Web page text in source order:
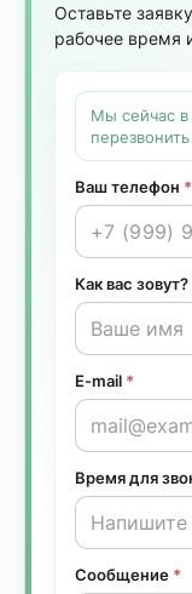
Оставьте
рабочее время
Мы сейчас
Ваш телефон *
Как вас зовут?
E-mail *
Время для
Сообщение *